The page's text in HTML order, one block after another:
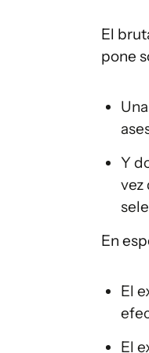
El
pone
Y
vez
En
El
El